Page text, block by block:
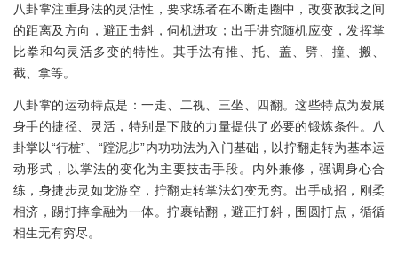
八卦掌注重身法的灵活性，要求练者在不断走圈中，改变敌我之间
的距离及方向，避正击斜，伺机进攻；出手讲究随机应变，发挥掌
比拳和勾灵活多变的特性。其手法有推、托、盖、劈、撞、搬、
截、拿等。
八卦掌的运动特点是：一走、二视、三坐、四翻。这些特点为发展
身手的捷径、灵活，特别是下肢的力量提供了必要的锻炼条件。八
卦掌以“行桩”、“蹚泥步”内功功法为入门基础，以拧翻走转为基本运
动形式，以掌法的变化为主要技击手段。内外兼修，强调身心合
练，身捷步灵如龙游空，拧翻走转掌法幻变无穷。出手成招，刚柔
相济，踢打摔拿融为一体。拧裹钻翻，避正打斜，围圆打点，循循
相生无有穷尽。